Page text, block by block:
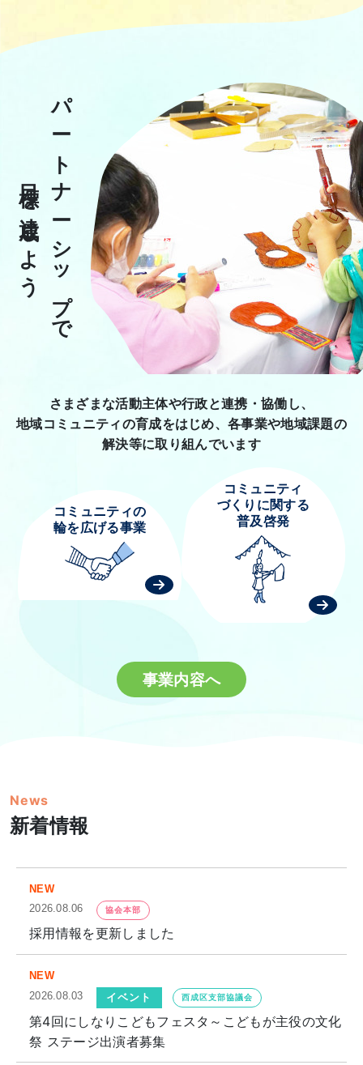
パ
トナ
シップで
目標を達成しよう
さまざまな活動主体や行政と連携・協働し、
地域コミュニティの育成をはじめ、各事業や地域課題の
解決等に取り組んでいます
コミュニティの
輪を広げる事業
コミュニティ
づくりに関する
普及啓発
事業内容へ
News
新着情報
NEW
2026.08.06
協会本部
採用情報を更新しました
NEW
2026.08.03
イベント 西成区支部協議会
第4回にしなりこどもフェスタ～こどもが主役の文化
祭 ステージ出演者募集